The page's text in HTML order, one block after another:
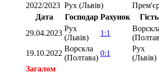
2022/2023 Рух (Львів)
Дата
Господар Рахунок Гість
29.04.2023
Рух
(Львів)
1:1
19.10.2022
Ворскла
(Полтава)
0:1
Рух
(Львів)
Загалом